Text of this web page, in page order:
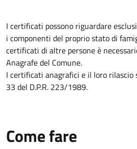
I certificati possono riguardare
i componenti del proprio stato di
certificati di altre persone è
Anagrafe del Comune.
I certificati anagrafici e il loro rilascio
33 del D.P.R. 223/1989.
Come fare